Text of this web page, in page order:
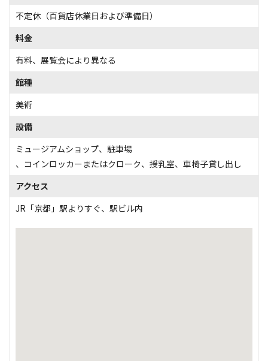
不定休（百貨店休業日および準備日）
料金
有料、展覧会により異なる
館種
美術
設備
ミュージアムショップ、 駐車場
、 コインロッカーまたはクローク、 授乳室、 車椅子貸し出し
アクセス
JR「京都」駅よりすぐ、駅ビル内